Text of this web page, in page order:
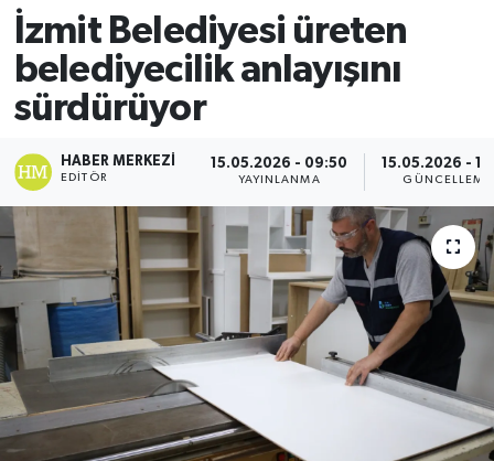
İzmit Belediyesi üreten
belediyecilik anlayışını
sürdürüyor
HABER MERKEZI
EDITÖR
15.05.2026 - 09:50
YAYINLANMA
15.05.2026 -
GÜNCELLEME
Son Dakika Haberleri
Haber Arşivi